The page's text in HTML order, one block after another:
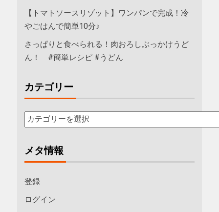
【トマトソースリゾット】ワンパンで完成！冷
やごはんで簡単10分♪
さっぱりと食べられる！肉おろしぶっかけうど
ん！ #簡単レシピ #うどん
カテゴリー
メタ情報
登録
ログイン